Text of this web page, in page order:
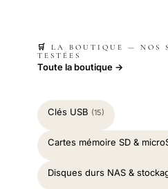
🛒 LA BOUTIQUE — NOS
TESTÉES
Toute la boutique →
Clés USB (15)
Cartes mémoire SD &
Disques durs NAS &